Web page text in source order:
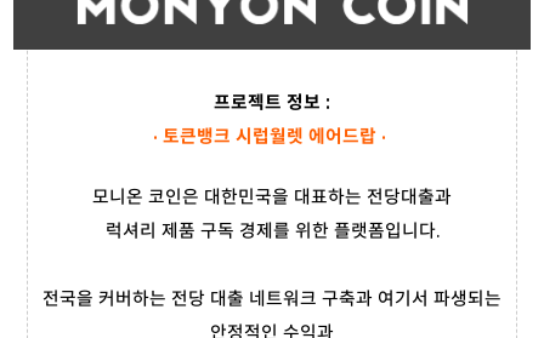
프로젝트 정보 :
· 토큰뱅크 시럽월렛 에어드랍 ·
모니온 코인은 대한민국을 대표하는 전당대출과
럭셔리 제품 구독 경제를 위한 플랫폼입니다.
전국을 커버하는 전당 대출 네트워크 구축과 여기서 파생되는
안정적인 수익과